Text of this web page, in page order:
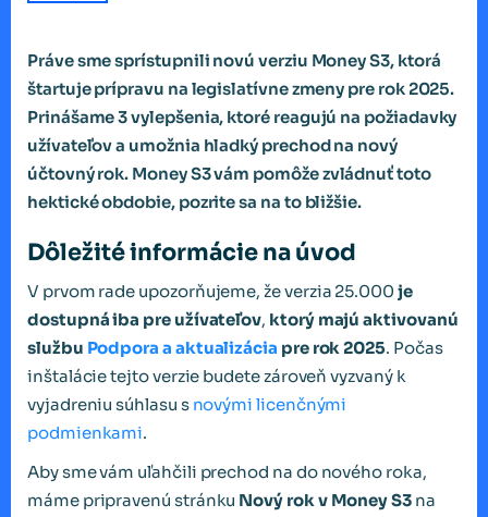
Práve sme sprístupnili novú verziu Money S3, ktorá
štartuje prípravu na legislatívne zmeny pre rok 2025.
Prinášame 3 vylepšenia, ktoré reagujú na požiadavky
užívateľov a umožnia hladký prechod na nový
účtovný rok. Money S3 vám pomôže zvládnuť toto
hektické obdobie, pozrite sa na to bližšie.
Dôležité informácie na úvod
V prvom rade upozorňujeme, že verzia 25.000 je
dostupná iba pre užívateľov, ktorý majú aktivovanú
službu Podpora a aktualizácia pre rok 2025. Počas
inštalácie tejto verzie budete zároveň vyzvaný k
vyjadreniu súhlasu s novými licenčnými
podmienkami.
Aby sme vám uľahčili prechod na do nového roka,
máme pripravenú stránku Nový rok v Money S3 na